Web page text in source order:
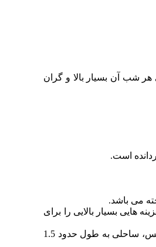
شب آن بسیار بالا و گران
است.
هایی بسیار بالایی را برای
از امکاناتی که مسافران با اقامت در این هتل می توانند از آنها بهره مند شوند می توان به 2 مرکز اسپا، اتاق های جلسه و کنفراس، رستوران ها و کافه های مجلل و لوکس، ساحلی به طول حدود 1.5